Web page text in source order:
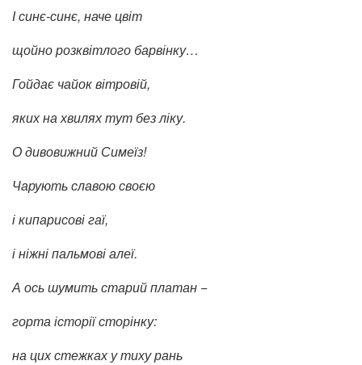
І синє-синє, наче цвіт
щойно розквітлого барвінку…
Гойдає чайок вітровій,
яких на хвилях тут без ліку.
О дивовижний Симеїз!
Чарують славою своєю
і кипарисові гаї,
і ніжні пальмові алеї.
А ось шумить старий платан −
горта історії сторінку:
на цих стежках у тиху рань